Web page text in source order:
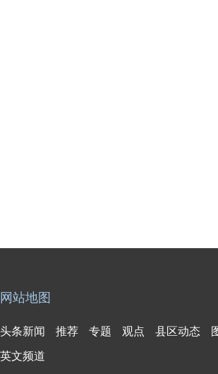
网站地图
头条新闻 推荐 专题 观点 县区动态
英文频道